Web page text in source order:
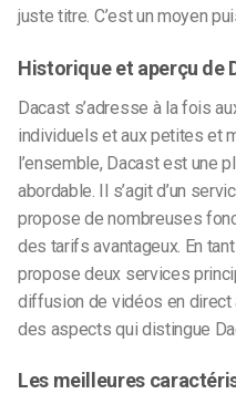
juste titre. C’est un moyen
Historique et aperçu de
Dacast s’adresse à la fois
individuels et aux petites et
l’ensemble, Dacast est une
abordable. Il s’agit d’un
propose de nombreuses
des tarifs avantageux. En
propose deux services
diffusion de vidéos en direct
des aspects qui distingue
Les meilleures